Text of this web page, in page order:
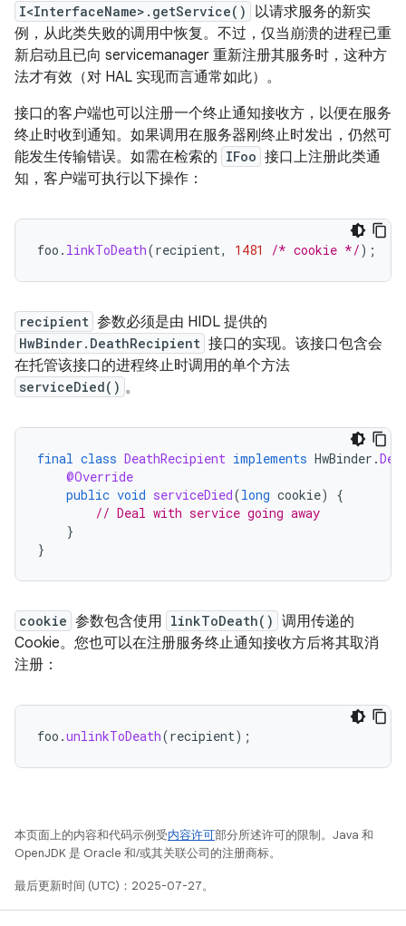
I<InterfaceName>.getService()
以请求服务的新实
例，从此类失败的调用中恢复。不过，仅当崩溃的进程已重
新启动且已向 servicemanager 重新注册其服务时，这种方
法才有效（对 HAL 实现而言通常如此）。
接口的客户端也可以注册一个终止通知接收方，以便在服务
终止时收到通知。 如果调用在服务器刚终止时发出，仍然可
能发生传输错误。如需在检索的 IFoo 接口上注册此类通
知，客户端可执行以下操作：
foo . linkToDeath(recipient, 1481 /* cookie */);
recipient 参数必须是由 HIDL 提供的
HwBinder.DeathRecipient 接口的实现。该接口包含会
在托管该接口的进程终止时调用的单个方法
serviceDied() 。
final class DeathRecipient implements HwBinder .
@Override
public void serviceDied(long cookie)
{
// Deal with service going away
}
}
cookie 参数包含使用 linkToDeath() 调用传递的
Cookie。您也可以在注册服务终止通知接收方后将其取消
注册：
foo .unlinkToDeath(recipient);
本页面上的内容和代码示例受内容许可部分所述许可的限制。Java 和
OpenJDK 是 Oracle 和/或其关联公司的注册商标。
最后更新时间 (UTC)：2025-07-27。